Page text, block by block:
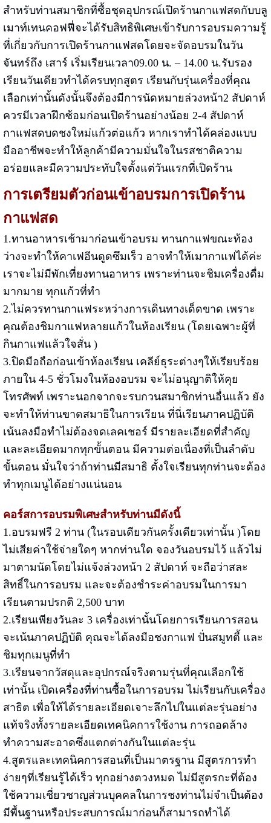
สำหรับท่านสมาชิกที่ซื้อชุดอุปกรณ์เปิดร้านกาแฟสดกับบลู
เมาท์เทนคอฟฟี่จะได้รับสิทธิพิเศษเข้ารับการอบรมความรู้
ที่เกี่ยวกับการเปิดร้านกาแฟสดโดยจะจัดอบรมในวัน
จันทร์ถึง เสาร์ เริ่มเรียนเวลา09.00 น. – 14.00 น.รับรอง
เรียนวันเดียวทำได้ครบทุกสูตร เรียนกับรุ่นเครื่องที่คุณ
เลือกเท่านั้นดังนั้นจึงต้องมีการนัดหมายล่วงหน้า2 สัปดาห์
ควรมีเวลาฝึกซ้อมก่อนเปิดร้านอย่างน้อย 2-4 สัปดาห์
กาแฟสดบดชงใหม่แก้วต่อแก้ว หากเราทำได้คล่องแบบ
มืออาชีพจะทำให้ลูกค้ามีความมั่นใจในรสชาติความ
อร่อยและมีความประทับใจตั้งแต่วันแรกที่เปิดร้าน
การเตรียมตัวก่อนเข้าอบรมการเปิดร้าน
กาแฟสด
1.ทานอาหารเช้ามาก่อนเข้าอบรม ทานกาแฟขณะท้อง
ว่างจะทำให้คาเฟอีนดูดซึมเร็ว อาจทำให้เมากาแฟได้ค่ะ
เราจะไม่มีพักเที่ยงทานอาหาร เพราะท่านจะชิมเครื่องดื่ม
มากมาย ทุกแก้วที่ทำ
2.ไม่ควรทานกาแฟระหว่างการเดินทางเด็ดขาด เพราะ
คุณต้องชิมกาแฟหลายแก้วในห้องเรียน (โดยเฉพาะผู้ที่
กินกาแฟแล้วใจสั่น )
3.ปิดมือถือก่อนเข้าห้องเรียน เคลีย์ธุระต่างๆให้เรียบร้อย
ภายใน 4-5 ชั่วโมงในห้องอบรม จะไม่อนุญาติให้คุย
โทรศัพท์ เพราะนอกจากจะรบกวนสมาชิกท่านอื่นแล้ว ยัง
จะทำให้ท่านขาดสมาธิในการเรียน ที่นี่เรียนภาคปฏิบัติ
เน้นลงมือทำไม่ต้องจดเลคเชอร์ มีรายละเอียดที่สำคัญ
และละเอียดมากทุกขั้นตอน มีความต่อเนื่องที่เป็นลำดับ
ขั้นตอน มั่นใจว่าถ้าท่านมีสมาธิ ตั้งใจเรียนทุกท่านจะต้อง
ทำทุกเมนูได้อย่างแน่นอน
คอร์สการอบรมพิเศษสำหรับท่านมีดังนี้
1.อบรมฟรี 2 ท่าน (ในรอบเดียวกันครั้งเดียวเท่านั้น )โดย
ไม่เสียค่าใช้จ่ายใดๆ หากท่านใด จองวันอบรมไว้ แล้วไม่
มาตามนัดโดยไม่แจ้งล่วงหน้า 2 สัปดาห์ จะถือว่าสละ
สิทธิ์ในการอบรม และจะต้องชำระค่าอบรมในการมา
เรียนตามปรกติ 2,500 บาท
2.เรียนเพียงวันละ 3 เครื่องเท่านั้นโดยการเรียนการสอน
จะเน้นภาคปฏิบัติ คุณจะได้ลงมือชงกาแฟ ปั่นสมูทตี้ และ
ชิมทุกเมนูที่ทำ
3.เรียนจากวัสดุและอุปกรณ์จริงตามรุ่นที่คุณเลือกใช้
เท่านั้น เปิดเครื่องที่ท่านซื้อในการอบรม ไม่เรียนกับเครื่อง
สาธิต เพื่อให้ได้รายละเอียดเจาะลึกไปในแต่ละรุ่นอย่าง
แท้จริงทั้งรายละเอียดเทคนิคการใช้งาน การถอดล้าง
ทำความสะอาดซึ่งแตกต่างกันในแต่ละรุ่น
4.สูตรและเทคนิคการสอนที่เป็นมาตรฐาน มีสูตรการทำ
ง่ายๆที่เรียนรู้ได้เร็ว ทุกอย่างตวงหมด ไม่มีสูตรกะที่ต้อง
ใช้ความเชี่ยวชาญส่วนบุคคลในการชงท่านไม่จำเป็นต้อง
มีพื้นฐานหรือประสบการณ์มาก่อนก็สามารถทำได้